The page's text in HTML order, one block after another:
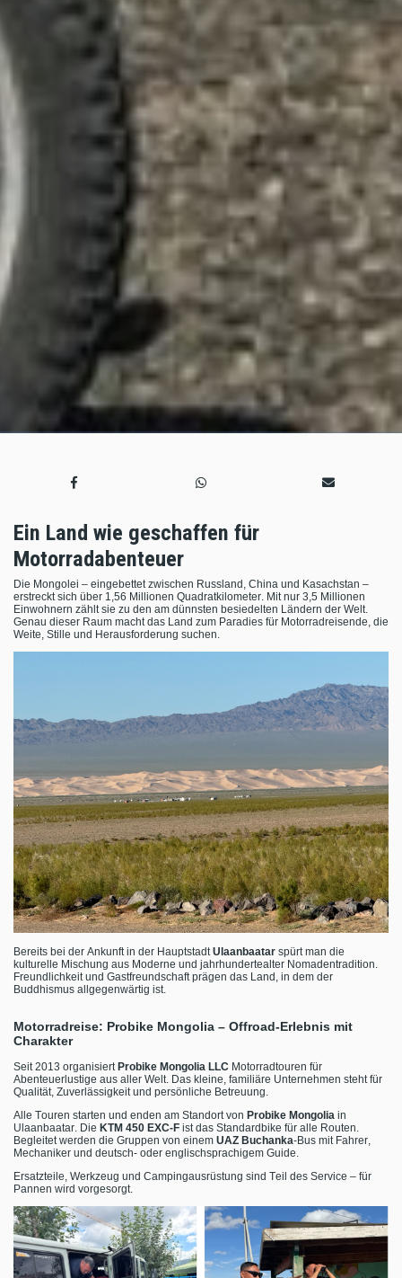
Ein Land wie geschaffen für
Motorradabenteuer
Die Mongolei – eingebettet zwischen Russland, China und Kasachstan –
erstreckt sich über 1,56 Millionen Quadratkilometer. Mit nur 3,5 Millionen
Einwohnern zählt sie zu den am dünnsten besiedelten Ländern der Welt.
Genau dieser Raum macht das Land zum Paradies für Motorradreisende, die
Weite, Stille und Herausforderung suchen.
Bereits bei der Ankunft in der HauptstadtUlaanbaatar spürt man die
kulturelle Mischung aus Moderne und jahrhundertealter Nomadentradition.
Freundlichkeit und Gastfreundschaft prägen das Land, in dem der
Buddhismus allgegenwärtig ist.
Motorradreise: Probike Mongolia – Offroad-Erlebnis mit
Charakter
Seit 2013 organisiert Probike Mongolia LLC Motorradtouren für
Abenteuerlustige aus aller Welt. Das kleine, familiäre Unternehmen steht für
Qualität, Zuverlässigkeit und persönliche Betreuung.
Alle Touren starten und enden am Standort von Probike Mongolia in
Ulaanbaatar. Die KTM 450 EXC-F ist das Standardbike für alle Routen.
Begleitet werden die Gruppen von einem UAZ Buchanka-Bus mit Fahrer,
Mechaniker und deutsch- oder englischsprachigem Guide.
Ersatzteile, Werkzeug und Campingausrüstung sind Teil des Service – für
Pannen wird vorgesorgt.